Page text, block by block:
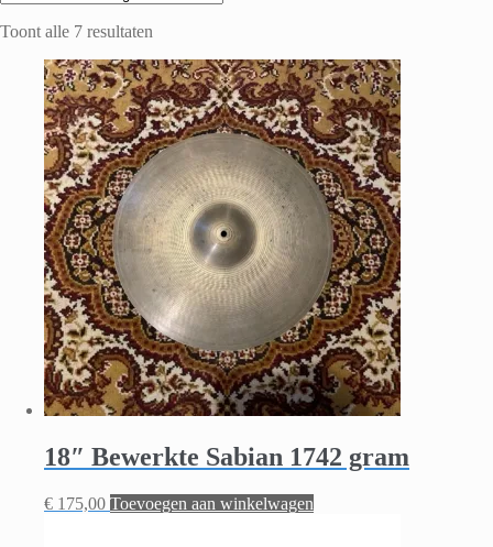
Toont alle 7 resultaten
18″ Bewerkte Sabian 1742 gram
€ 175,00 Toevoegen aan winkelwagen